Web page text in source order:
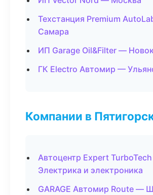
Техстанция Premium
Самара
ИП Garage Oil&Filter —
ГК Electro Автомир —
Компании в
Автоцентр Expert
Электрика и электроника
GARAGE Автомир Route —